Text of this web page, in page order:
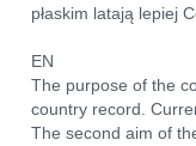
płaskim latają lepiej
EN
The purpose of the
country record.
The second aim of